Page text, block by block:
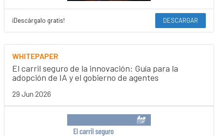
¡Descárgalo gratis! DESCARGAR
WHITEPAPER
El carril seguro de la innovación: Guía para la
adopción de IA y el gobierno de agentes
29 Jun 2026